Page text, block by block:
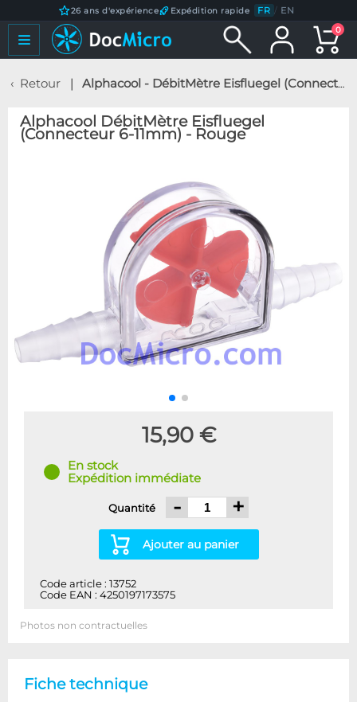
26 ans d'expérience Expédition rapide FR / EN
0
Retour Alphacool - DébitMètre Eisfluegel (Connecteur 6-11mm) - Rouge
Alphacool DébitMètre Eisfluegel
(Connecteur 6-11mm) - Rouge
15,90 €
En stock
Expédition immédiate
Quantité - +
Ajouter au panier
Code article : 13752
Code EAN : 4250197173575
Photos non contractuelles
Fiche technique